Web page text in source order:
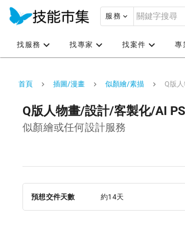
服務
找服務 找專家 找案件 專
首頁 插圖/漫畫 似顏繪/素描 Q版
Q版人物畫/設計/客製化/AI
似顏繪或任何設計服務
預想交件天數 約14天